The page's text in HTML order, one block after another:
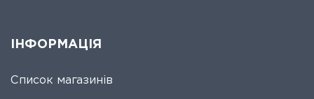
ІНФОРМАЦІЯ
Список магазинів